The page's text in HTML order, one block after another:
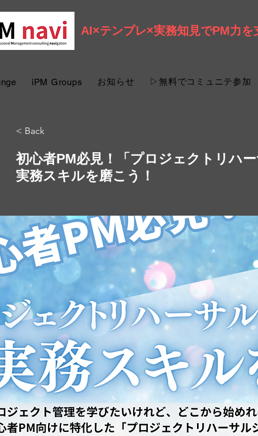
AI×テンプレ×実務知見でPM力を
iPM Groups お知らせ ▷無料でコミュニテ参加
< Back
初心者PM必見！「プロジェクトリハ
実務スキルを磨こう！